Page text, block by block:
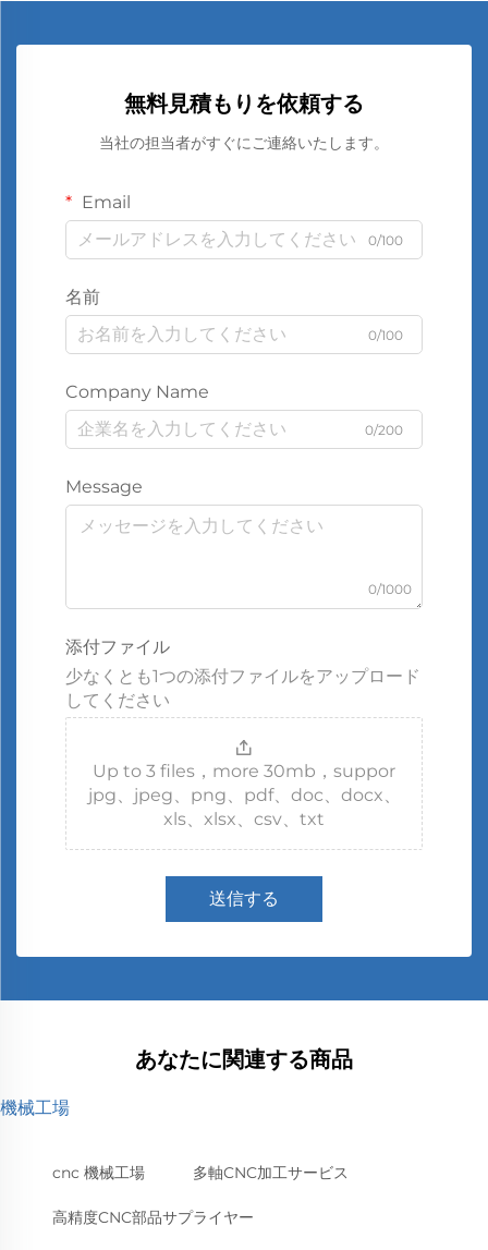
無料見積もりを依頼する
当社の担当者がすぐにご連絡いたします。
Email
0/100
名前
0/100
Company Name
0/200
Message
0/1000
添付ファイル
少なくとも1つの添付ファイルをアップロード
してください
Up to 3 files，more 30mb，suppor
jpg、jpeg、png、pdf、doc、docx、
xls、xlsx、csv、txt
送信する
あなたに関連する商品
機械工場
cnc 機械工場 多軸CNC加工サービス
高精度CNC部品サプライヤー